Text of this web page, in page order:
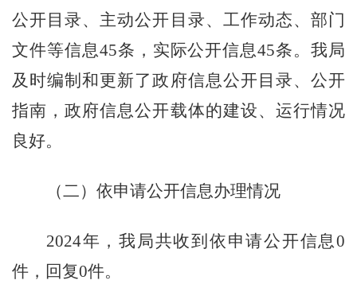
公开目录、主动公开目录、工作动态、部门
文件等信息45条 ，实际公开信息45条。我局
及时编制和更新了政府信息公开目录、公开
指南，政府信息公开载体的建设、运行情况
良好。
（二）依申请公开信息办理情况
2024年，我局共收到依申请公开信息0
件，回复0件。